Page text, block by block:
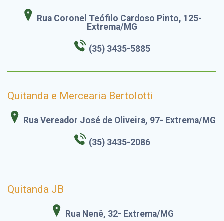
Rua Coronel Teófilo Cardoso Pinto, 125-
Extrema/MG
(35) 3435-5885
Quitanda e Mercearia Bertolotti
Rua Vereador José de Oliveira, 97- Extrema/MG
(35) 3435-2086
Quitanda JB
Rua Nenê, 32- Extrema/MG